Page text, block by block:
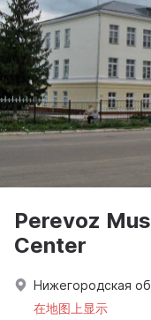
Perevoz
Center
Нижегородская
在地图上显示